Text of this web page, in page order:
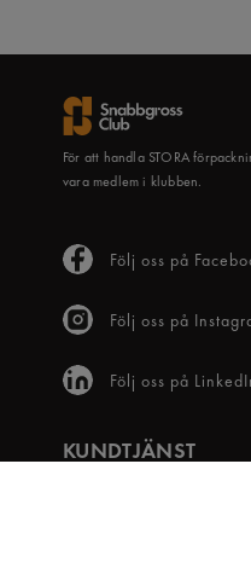
För att handla STORA
vara medlem i klubben.
Följ oss på
Följ oss på
Följ oss på
KUNDTJÄNST